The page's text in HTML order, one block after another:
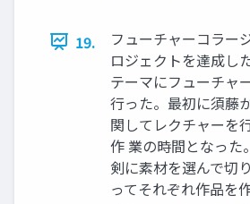
19.
フューチャーコラー
ロジェクトを達成し
テーマにフューチャ
行った。最初に須藤
関してレクチャーを
作 業の時間となった
剣に素材を選んで切
ってそれぞれ作品を